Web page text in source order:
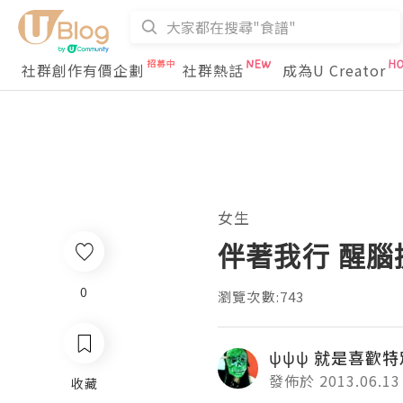
社群創作有價企劃 社群熱話 成為U Creator
0
收藏
女生
伴著我行 醒
瀏覽次數:743
ψψψ 就是喜歡
發佈於 2013.06.13